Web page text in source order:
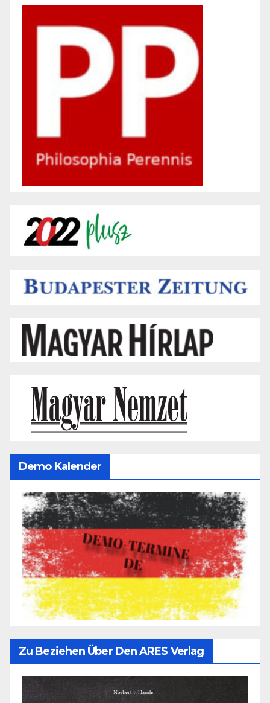
Demo Kalender
Zu Beziehen Über Den ARES Verlag